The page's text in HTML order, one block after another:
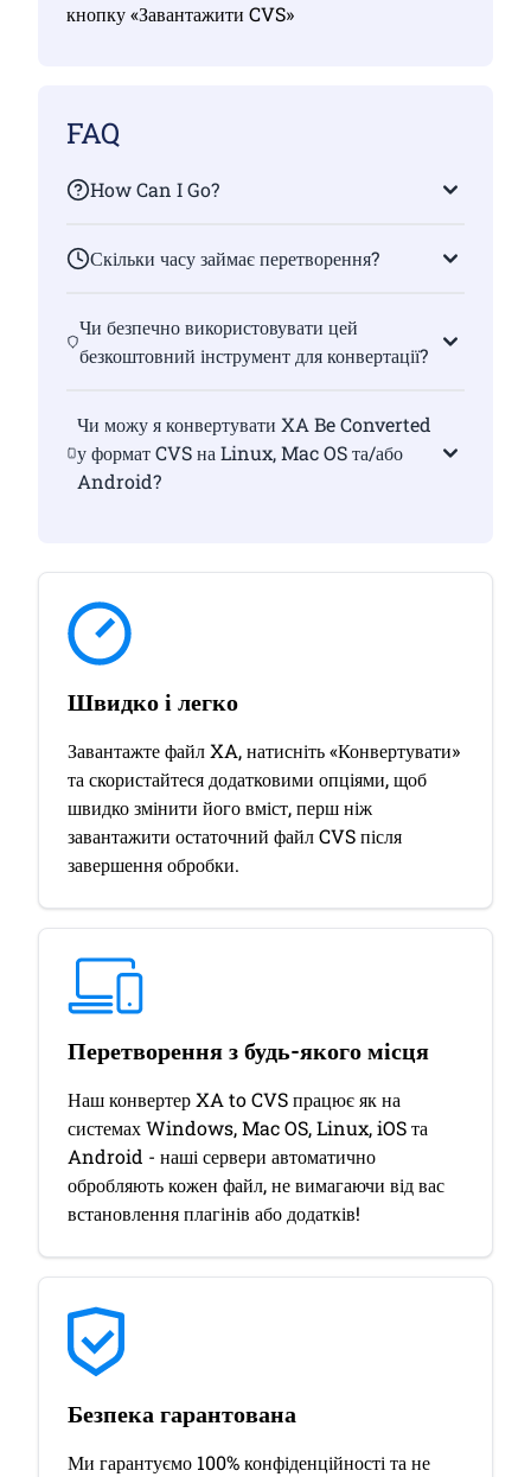
кнопку «Завантажити CVS»
FAQ
How Can I Go?
Скільки часу займає перетворення?
Чи безпечно використовувати цей
безкоштовний інструмент для конвертації?
Чи можу я конвертувати XA Be Converted
у формат CVS на Linux, Mac OS та/або
Android?
Швидко і легко
Завантажте файл XA, натисніть «Конвертувати»
та скористайтеся додатковими опціями, щоб
швидко змінити його вміст, перш ніж
завантажити остаточний файл CVS після
завершення обробки.
Перетворення з будь-якого місця
Наш конвертер XA to CVS працює як на
системах Windows, Mac OS, Linux, iOS та
Android - наші сервери автоматично
обробляють кожен файл, не вимагаючи від вас
встановлення плагінів або додатків!
Безпека гарантована
Ми гарантуємо 100% конфіденційності та не